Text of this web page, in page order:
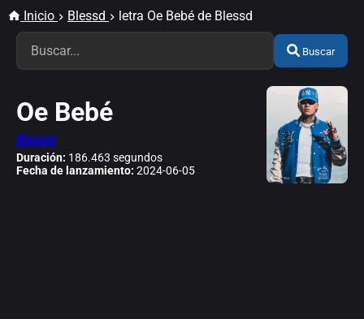
Inicio Blessd letra Oe Bebé de Blessd
Buscar
Oe Bebé
Blessd
Duración: 186.463 segundos
Fecha de lanzamiento: 2024-06-05